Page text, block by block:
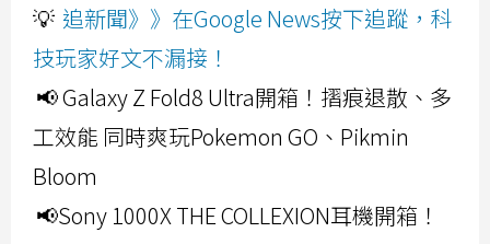
💡 追新聞》》在Google News按下追蹤，科
技玩家好文不漏接！
📢 Galaxy Z Fold8 Ultra開箱！摺痕退散、多
工效能 同時爽玩Pokemon GO、Pikmin
Bloom
📢Sony 1000X THE COLLEXION耳機開箱！